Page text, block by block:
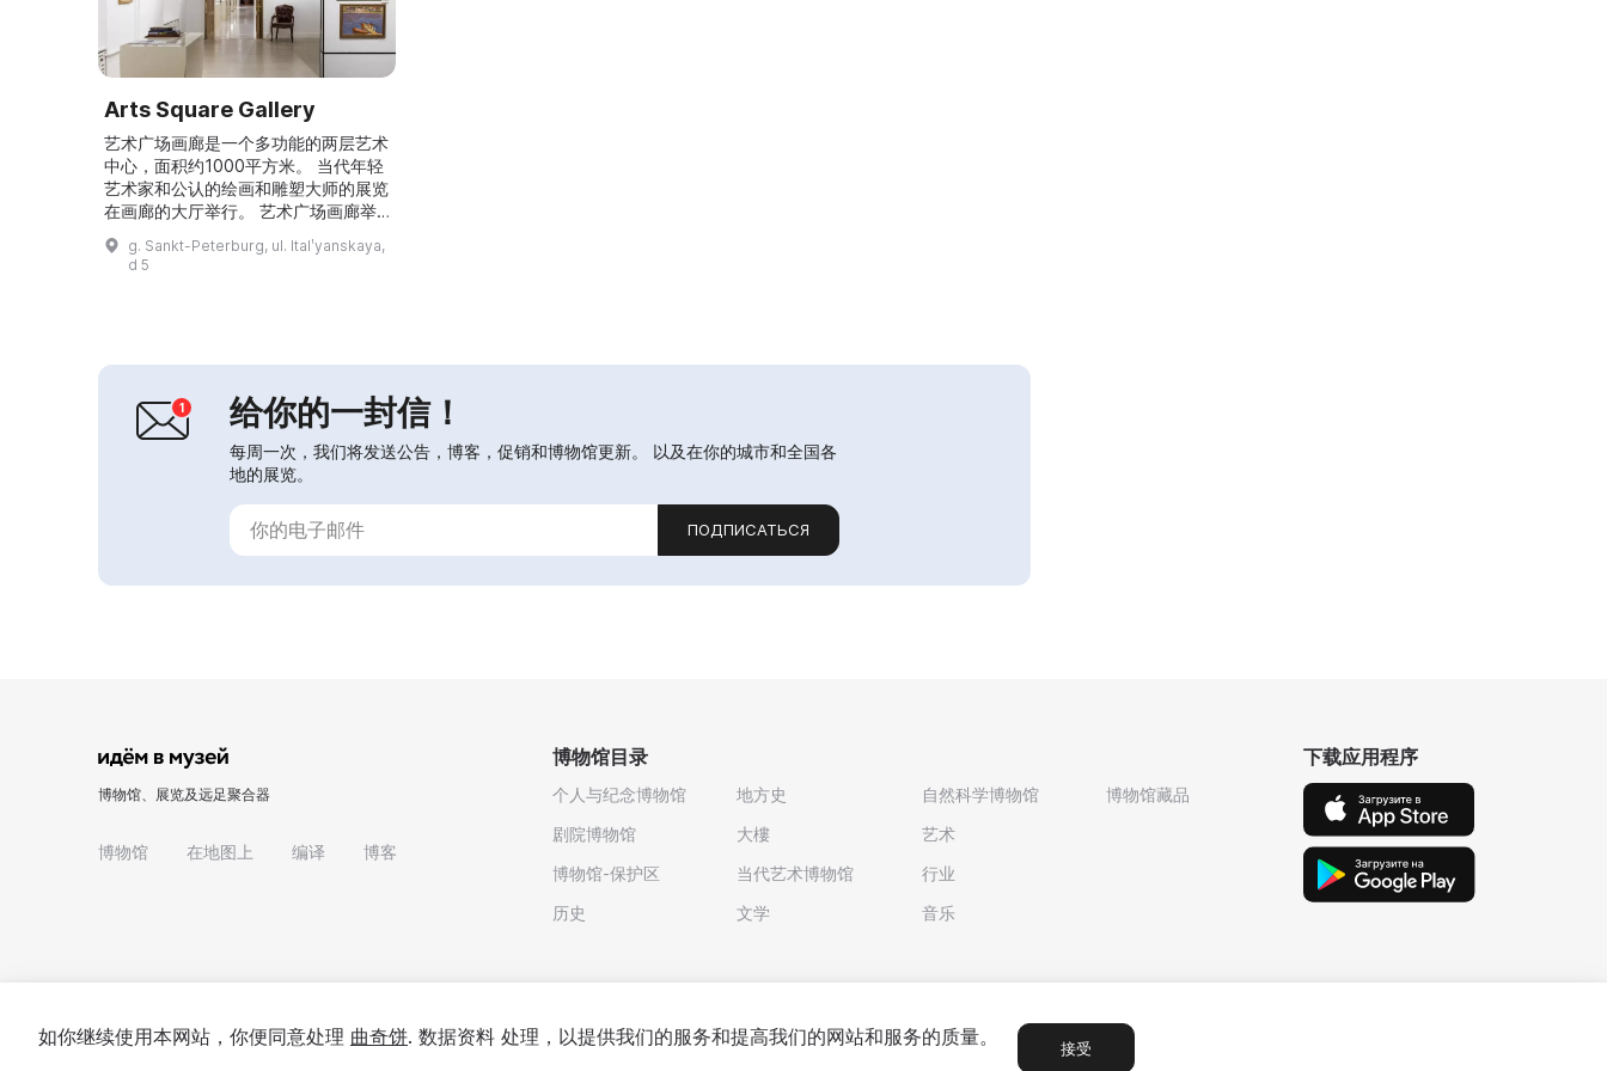
Arts Square Gallery
艺术广场画廊是一个多功能的两层艺术
中心，面积约1000平方米。 当代年轻
艺术家和公认的绘画和雕塑大师的展览
在画廊的大厅举行。 艺术广场画廊举
办教育讲座、公开讲座、音乐会、电影
放映等活动. 俄罗斯美术馆收藏了20-
的二楼–纪念空...
g. Sankt-Peterburg, ul. Italʹyanskaya,
d 5
给你的一封信！
每周一次，我们将发送公告，博客，促销和博物馆更新。 以及在你的城市和全国各
地的展览。
ПОДПИСАТЬСЯ
博物馆、展览及远足聚合器
博物馆 在地图上 编译 博客
博物馆目录
个人与纪念博物馆
剧院博物馆
博物馆-保护区
历史
地方史
大樓
当代艺术博物馆
文学
自然科学博物馆
艺术
行业
音乐
博物馆藏品
下载应用程序
如你继续使用本网站，你便同意处理 曲奇饼. 数据资料 处理，以提供我们的服务和提高我们的网站和服务的质量。 接受